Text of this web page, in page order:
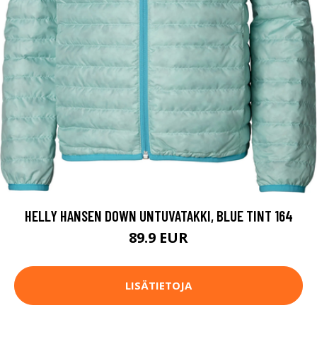
HELLY HANSEN DOWN UNTUVATAKKI, BLUE TINT 164
89.9 EUR
LISÄTIETOJA